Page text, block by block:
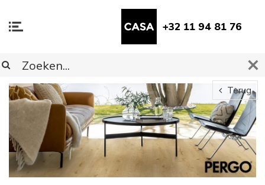
+32 11 94 81 76
Terug